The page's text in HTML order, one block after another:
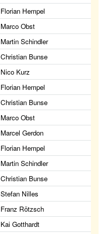
Florian Hempel
Marco Obst
Martin Schindler
Christian Bunse
Nico Kurz
Florian Hempel
Christian Bunse
Marco Obst
Marcel Gerdon
Florian Hempel
Martin Schindler
Christian Bunse
Stefan Nilles
Franz Rötzsch
Kai Gotthardt